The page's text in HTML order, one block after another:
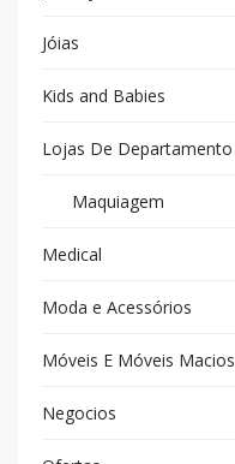
Jóias
Kids and Babies
Lojas De Departamento
Maquiagem
Medical
Moda e Acessórios
Móveis E Móveis Macios
Negocios